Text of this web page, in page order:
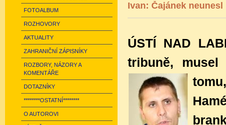
FOTOALBUM
ROZHOVORY
AKTUALITY
ZAHRANIČNÍ ZÁPISNÍKY
ROZBORY, NÁZORY A
KOMENTÁŘE
DOTAZNÍKY
********OSTATNÍ********
O AUTOROVI
Ivan: Čajánek
ÚSTÍ NAD
tribuně,